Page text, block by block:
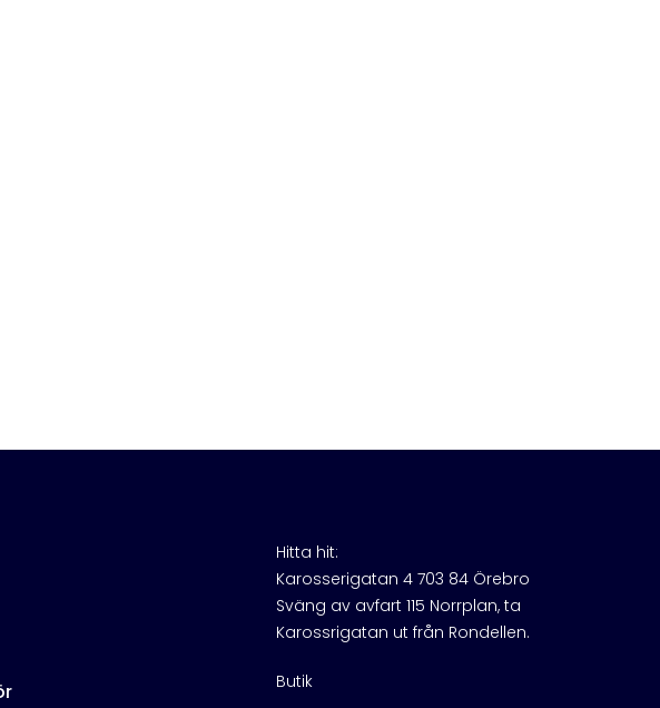
Hitta hit:
Karosserigatan 4 703 84 Örebro
Sväng av avfart 115 Norrplan, ta
Karossrigatan ut från Rondellen.
Butik